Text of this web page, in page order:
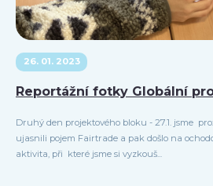
26. 01. 2023
Reportážní fotky Globální
Druhý den projektového bloku - 27.1. jsme
ujasnili pojem Fairtrade a pak došlo na
aktivita, při které jsme si vyzkouš...